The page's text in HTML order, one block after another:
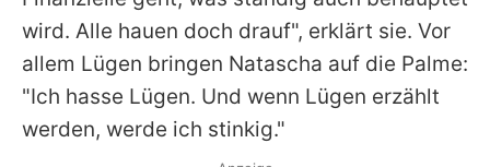
wird. Alle hauen doch drauf", erklärt sie. Vor
allem Lügen bringen Natascha auf die Palme:
"Ich hasse Lügen. Und wenn Lügen erzählt
werden, werde ich stinkig."